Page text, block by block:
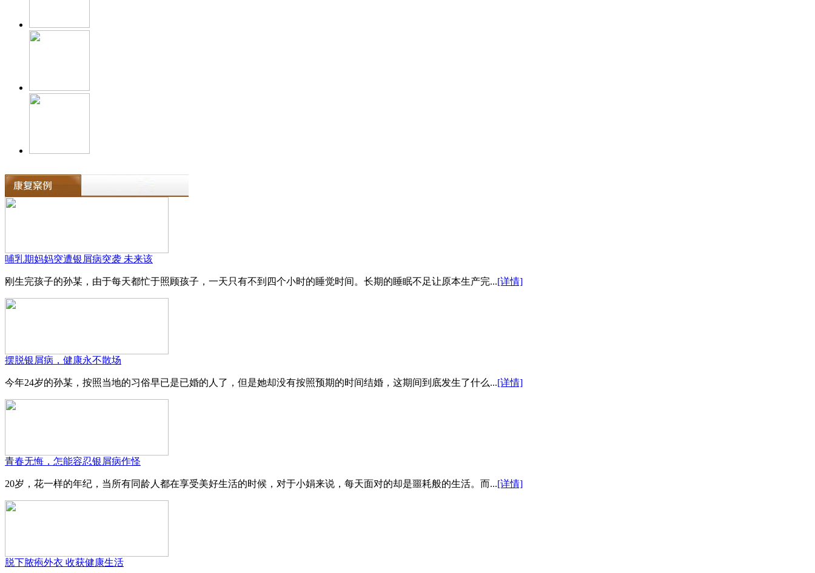
哺乳期妈妈突遭银屑病突袭 未来该
刚生完孩子的孙某，由于每天都忙于照顾孩子，一天只有不到四个小时的睡觉时间。长期的睡眠不足让原本生产完...[详情]
摆脱银屑病，健康永不散场
今年24岁的孙某，按照当地的习俗早已是已婚的人了，但是她却没有按照预期的时间结婚，这期间到底发生了什么...[详情]
青春无悔，怎能容忍银屑病作怪
20岁，花一样的年纪，当所有同龄人都在享受美好生活的时候，对于小娟来说，每天面对的却是噩耗般的生活。而...[详情]
脱下脓疱外衣 收获健康生活